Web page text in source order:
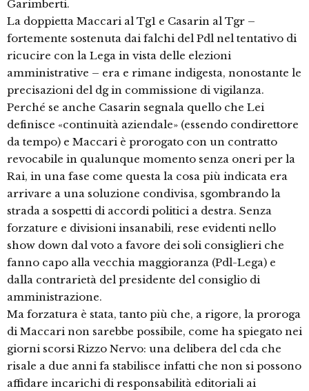
Garimberti.
La doppietta Maccari al Tg1 e Casarin al Tgr –
fortemente sostenuta dai falchi del Pdl nel tentativo di
ricucire con la Lega in vista delle elezioni
amministrative – era e rimane indigesta, nonostante le
precisazioni del dg in commissione di vigilanza.
Perché se anche Casarin segnala quello che Lei
definisce «continuità aziendale» (essendo condirettore
da tempo) e Maccari è prorogato con un contratto
revocabile in qualunque momento senza oneri per la
Rai, in una fase come questa la cosa più indicata era
arrivare a una soluzione condivisa, sgombrando la
strada a sospetti di accordi politici a destra. Senza
forzature e divisioni insanabili, rese evidenti nello
show down dal voto a favore dei soli consiglieri che
fanno capo alla vecchia maggioranza (Pdl-Lega) e
dalla contrarietà del presidente del consiglio di
amministrazione.
Ma forzatura è stata, tanto più che, a rigore, la proroga
di Maccari non sarebbe possibile, come ha spiegato nei
giorni scorsi Rizzo Nervo: una delibera del cda che
risale a due anni fa stabilisce infatti che non si possono
affidare incarichi di responsabilità editoriali ai